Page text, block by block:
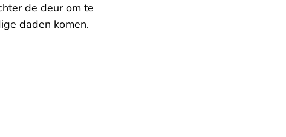
de deur om te
daden komen.